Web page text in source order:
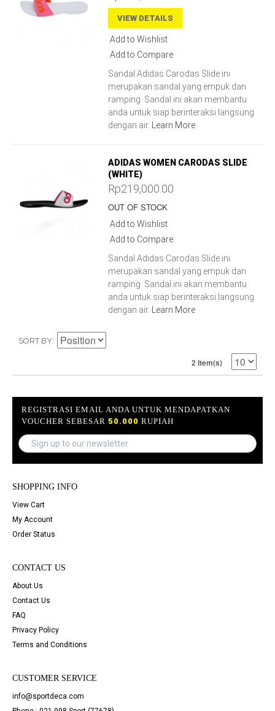
VIEW DETAILS
Add to Wishlist
Add to Compare
Sandal Adidas Carodas Slide ini
merupakan sandal yang empuk dan
ramping. Sandal ini akan membantu
anda untuk siap berinteraksi langsung
dengan air. Learn More
ADIDAS WOMEN CARODAS SLIDE
(WHITE)
Rp219,000.00
OUT OF STOCK
Add to Wishlist
Add to Compare
Sandal Adidas Carodas Slide ini
merupakan sandal yang empuk dan
ramping. Sandal ini akan membantu
anda untuk siap berinteraksi langsung
dengan air. Learn More
SORT BY
2 Item(s)
REGISTRASI EMAIL ANDA UNTUK MENDAPATKAN
VOUCHER SEBESAR 50.000 RUPIAH
SHOPPING INFO
View Cart
My Account
Order Status
CONTACT US
About Us
Contact Us
FAQ
Privacy Policy
Terms and Conditions
CUSTOMER SERVICE
info@sportdeca.com